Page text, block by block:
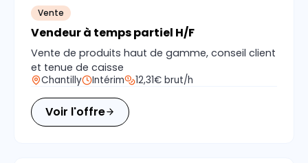
Vente
Vendeur à temps partiel H/F
Vente de produits haut de gamme, conseil client
et tenue de caisse
Chantilly Intérim 12,31€ brut/h
Voir l'offre